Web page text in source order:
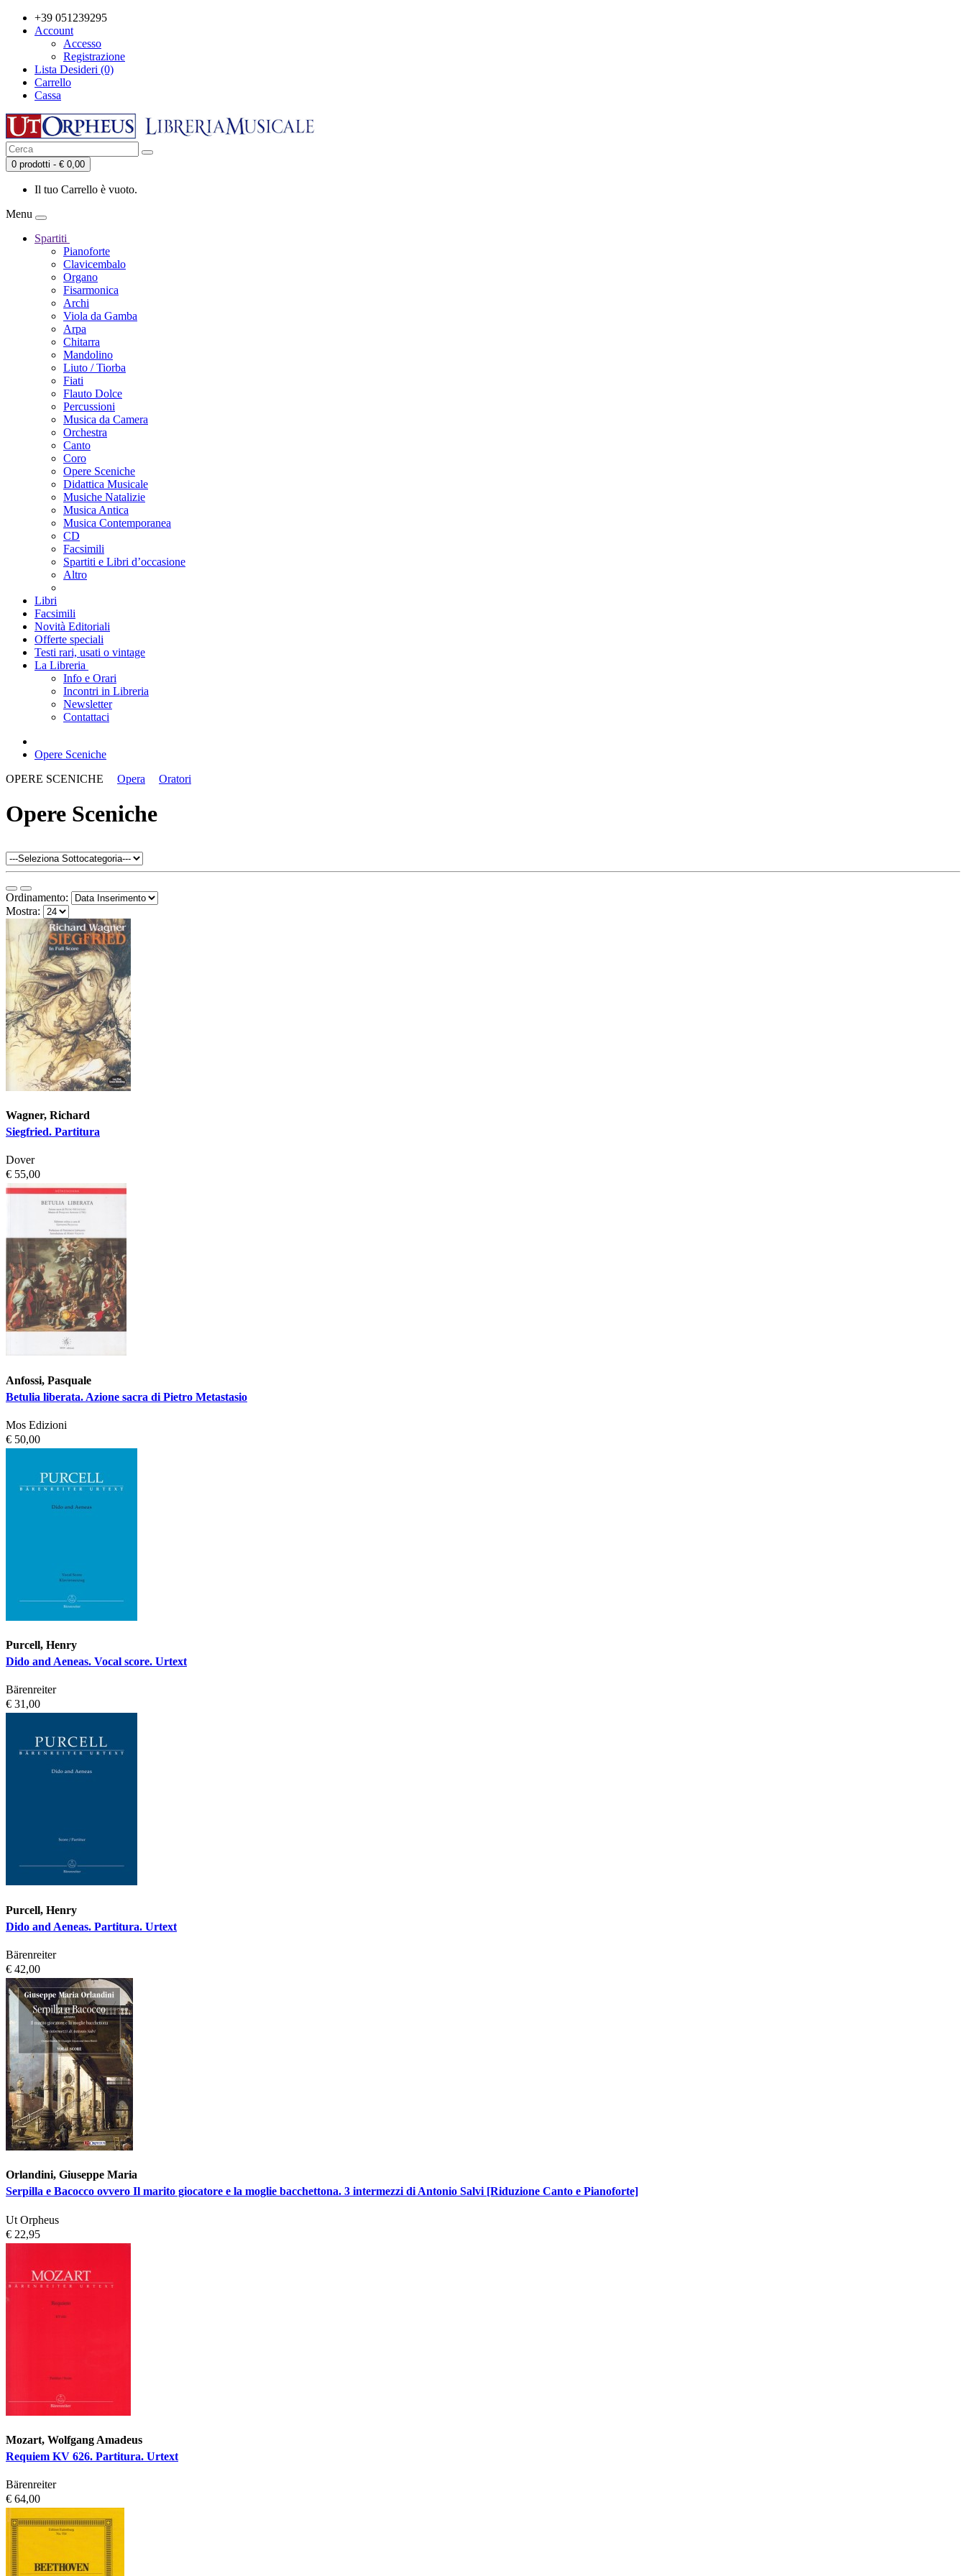
+39 051239295
Account
Accesso
Registrazione
Lista Desideri (0)
Carrello
Cassa
0 prodotti - € 0,00
Il tuo Carrello è vuoto.
Menu
Spartiti
Pianoforte
Clavicembalo
Organo
Fisarmonica
Archi
Viola da Gamba
Arpa
Chitarra
Mandolino
Liuto / Tiorba
Fiati
Flauto Dolce
Percussioni
Musica da Camera
Orchestra
Canto
Coro
Opere Sceniche
Didattica Musicale
Musiche Natalizie
Musica Antica
Musica Contemporanea
CD
Facsimili
Spartiti e Libri d’occasione
Altro
Libri
Facsimili
Novità Editoriali
Offerte speciali
Testi rari, usati o vintage
La Libreria
Info e Orari
Incontri in Libreria
Newsletter
Contattaci
Opere Sceniche
OPERE SCENICHE
Opera Oratori
Opere Sceniche
Ordinamento:
Mostra:
Wagner, Richard
Siegfried. Partitura
Dover
€ 55,00
Anfossi, Pasquale
Betulia liberata. Azione sacra di Pietro Metastasio
Mos Edizioni
€ 50,00
Purcell, Henry
Dido and Aeneas. Vocal score. Urtext
Bärenreiter
€ 31,00
Purcell, Henry
Dido and Aeneas. Partitura. Urtext
Bärenreiter
€ 42,00
Orlandini, Giuseppe Maria
Serpilla e Bacocco ovvero Il marito giocatore e la moglie bacchettona. 3 intermezzi di Antonio Salvi [Riduzione Canto e Pianoforte]
Ut Orpheus
€ 22,95
Mozart, Wolfgang Amadeus
Requiem KV 626. Partitura. Urtext
Bärenreiter
€ 64,00